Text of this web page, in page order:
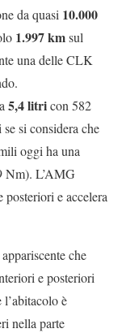
da quasi 10.000
1.997 kmsul
una delle CLK
5,4 litricon 582
si considera che
oggi ha una
Nm). L’AMG
posteriori e accelera
che
e posteriori
è
nella parte